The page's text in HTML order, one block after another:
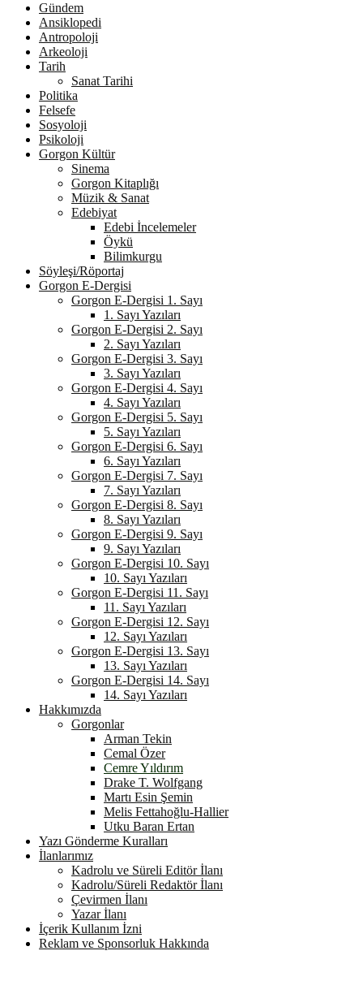
Gündem
Ansiklopedi
Antropoloji
Arkeoloji
Tarih
Sanat Tarihi
Politika
Felsefe
Sosyoloji
Psikoloji
Gorgon Kültür
Sinema
Gorgon Kitaplığı
Müzik & Sanat
Edebiyat
Edebi İncelemeler
Öykü
Bilimkurgu
Söyleşi/Röportaj
Gorgon E-Dergisi
Gorgon E-Dergisi 1. Sayı
1. Sayı Yazıları
Gorgon E-Dergisi 2. Sayı
2. Sayı Yazıları
Gorgon E-Dergisi 3. Sayı
3. Sayı Yazıları
Gorgon E-Dergisi 4. Sayı
4. Sayı Yazıları
Gorgon E-Dergisi 5. Sayı
5. Sayı Yazıları
Gorgon E-Dergisi 6. Sayı
6. Sayı Yazıları
Gorgon E-Dergisi 7. Sayı
7. Sayı Yazıları
Gorgon E-Dergisi 8. Sayı
8. Sayı Yazıları
Gorgon E-Dergisi 9. Sayı
9. Sayı Yazıları
Gorgon E-Dergisi 10. Sayı
10. Sayı Yazıları
Gorgon E-Dergisi 11. Sayı
11. Sayı Yazıları
Gorgon E-Dergisi 12. Sayı
12. Sayı Yazıları
Gorgon E-Dergisi 13. Sayı
13. Sayı Yazıları
Gorgon E-Dergisi 14. Sayı
14. Sayı Yazıları
Hakkımızda
Gorgonlar
Arman Tekin
Cemal Özer
Cemre Yıldırım
Drake T. Wolfgang
Martı Esin Şemin
Melis Fettahoğlu-Hallier
Utku Baran Ertan
Yazı Gönderme Kuralları
İlanlarımız
Kadrolu ve Süreli Editör İlanı
Kadrolu/Süreli Redaktör İlanı
Çevirmen İlanı
Yazar İlanı
İçerik Kullanım İzni
Reklam ve Sponsorluk Hakkında